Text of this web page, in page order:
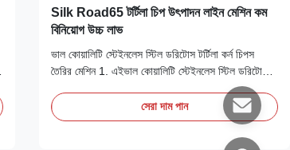
Silk Road65 টর্টিলা চিপ উৎপাদন লাইন মেশিন কম
বিনিয়োগ উচ্চ লাভ
ভাল কোয়ালিটি স্টেইনলেস স্টিল ডরিটোস টর্টিলা কর্ন চিপস
তৈরির মেশিন 1. এইভাল কোয়ালিটি স্টেইনলেস স্টিল ডরিটোস
টর্টিলা কর্ন চিপস তৈরির মেশিনমানুষের খাদ্য শিল্প, পোষা খাদ্য
শিল্প ইত্যাদি বিভিন্ন ক্ষেত্রে ব্যবহার করা যেতে পারে।2.
প্রধান উপাদান হতে পারে গম, চাল, ভুট্টা, ঝাড়ু, ভুট্টা, মটরশুটি
সেরা দাম পান